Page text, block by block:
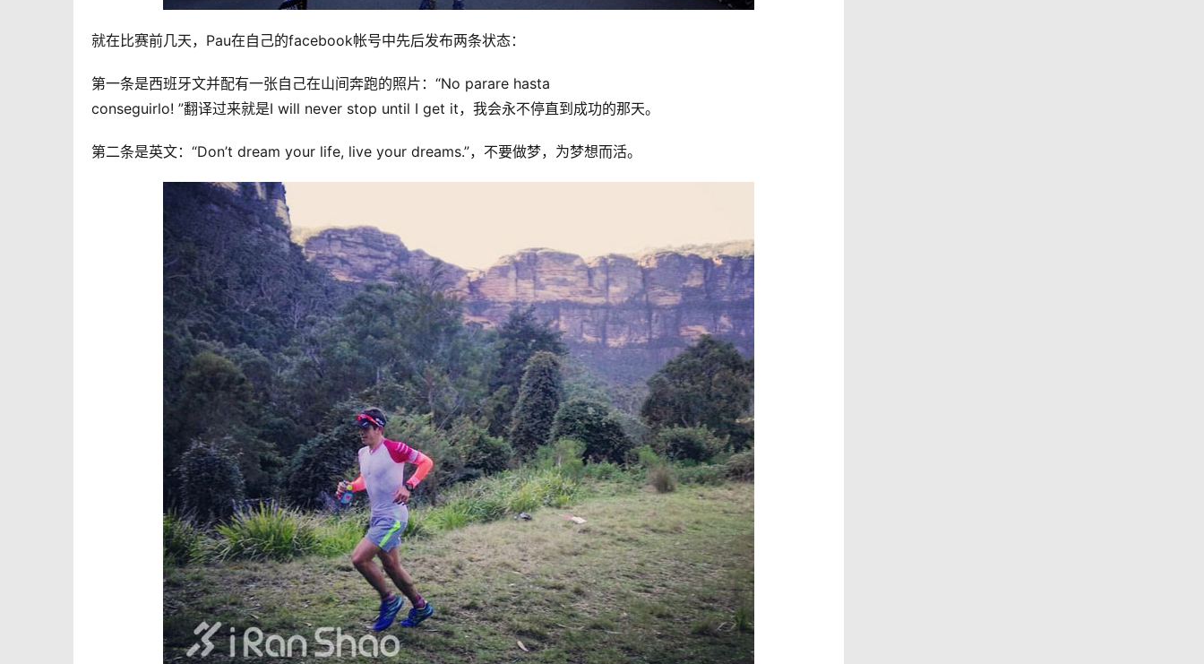
就在比赛前几天，Pau在自己的facebook帐号中先后发布两条状态：
第一条是西班牙文并配有一张自己在山间奔跑的照片：“No parare hasta
conseguirlo! ”翻译过来就是I will never stop until I get it，我会永不停直到成功的那天。
第二条是英文：“Don’t dream your life, live your dreams.”，不要做梦，为梦想而活。